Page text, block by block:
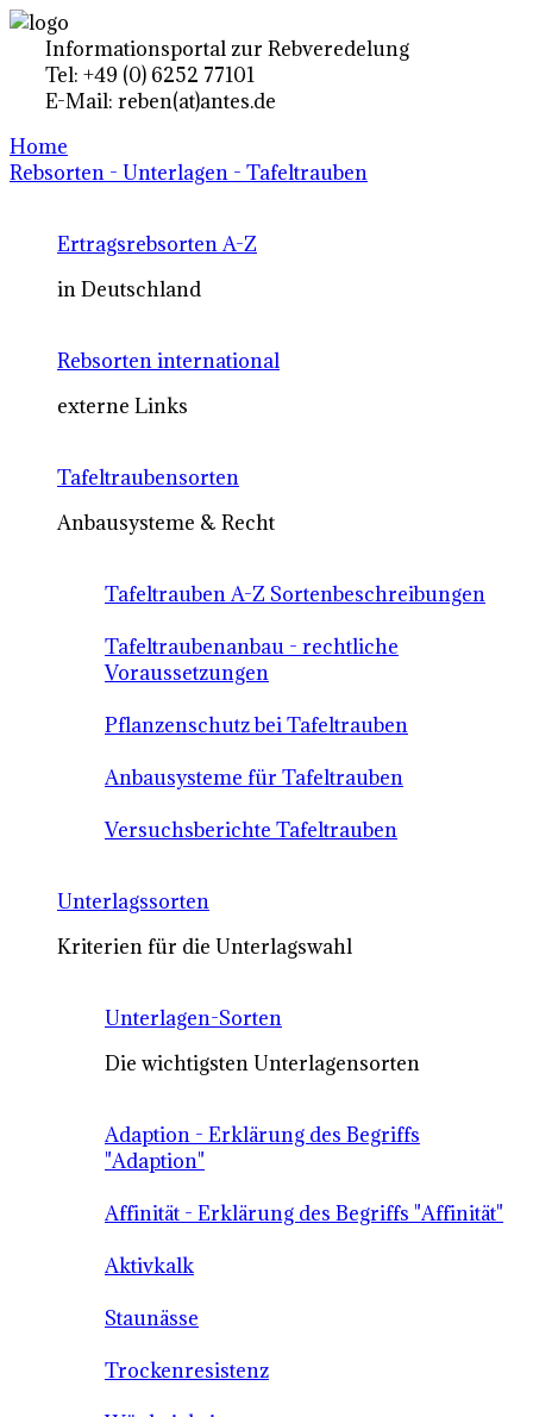
Informationsportal zur Rebveredelung
Tel: +49 (0) 6252 77101
E-Mail: reben(at)antes.de
Home
Rebsorten - Unterlagen - Tafeltrauben
Ertragsrebsorten A-Z
in Deutschland
Rebsorten international
externe Links
Tafeltraubensorten
Anbausysteme & Recht
Tafeltrauben A-Z Sortenbeschreibungen
Tafeltraubenanbau - rechtliche
Voraussetzungen
Pflanzenschutz bei Tafeltrauben
Anbausysteme für Tafeltrauben
Versuchsberichte Tafeltrauben
Unterlagssorten
Kriterien für die Unterlagswahl
Unterlagen-Sorten
Die wichtigsten Unterlagensorten
Adaption - Erklärung des Begriffs
"Adaption"
Affinität - Erklärung des Begriffs "Affinität"
Aktivkalk
Staunässe
Trockenresistenz